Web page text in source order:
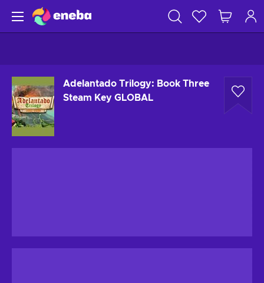
Adelantado Trilogy: Book Three
Steam Key GLOBAL